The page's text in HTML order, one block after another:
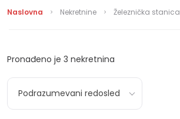
Naslovna Nekretnine Železnička stanica
Pronađeno je 3 nekretnina
Podrazumevani redosled